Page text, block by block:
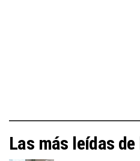
Las más leídas